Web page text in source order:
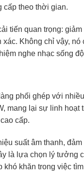
cấp theo thời gian.
tiến quan trọng:
Không chỉ vậy, nó
nghe nhạc sống
phối ghép với
mang lại sự linh hoạt
cấp.
suất âm thanh,
là lựa chọn lý tưởng
khăn trong việc